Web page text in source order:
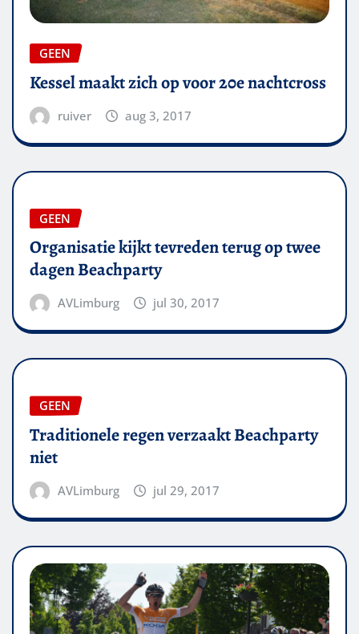
GEEN
Kessel maakt zich op voor 20e nachtcross
ruiver aug 3, 2017
GEEN
Organisatie kijkt tevreden terug op twee
dagen Beachparty
AVLimburg jul 30, 2017
GEEN
Traditionele regen verzaakt Beachparty
niet
AVLimburg jul 29, 2017